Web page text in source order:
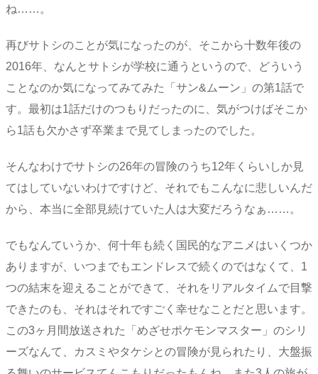
ね……。
再びサトシのことが気になったのが、そこから十数年後の
2016年、なんとサトシが学校に通うというので、どういう
ことなのか気になってみてみた「サン&ムーン」の第1話で
す。最初は1話だけのつもりだったのに、気がつけばそこか
ら1話も欠かさず卒業まで見てしまったのでした。
そんなわけでサトシの26年の冒険のうち12年くらいしか見
てはしていないわけですけど、それでもこんなに悲しいんだ
から、本当に全部見続けていた人は大変だろうなぁ……。
でもなんていうか、何十年も続く国民的なアニメはいくつか
ありますが、いつまでもエンドレスで続くのではなくて、1
つの結末を迎えることができて、それをリアルタイムで目撃
できたのも、それはそれですごく幸せなことだと思います。
この3ヶ月間放送された「めざせポケモンマスター」のシリ
ーズなんて、カスミやタケシとの冒険が見られたり、大盤振